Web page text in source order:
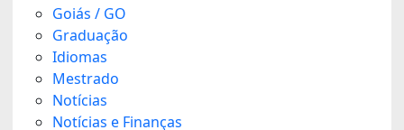
Goiás / GO
Graduação
Idiomas
Mestrado
Notícias
Notícias e Finanças